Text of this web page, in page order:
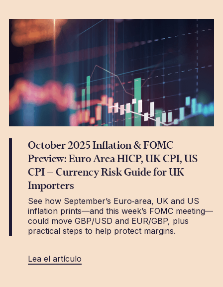
October 2025 Inflation & FOMC
Preview: Euro Area HICP, UK CPI, US
CPI — Currency Risk Guide for UK
Importers
See how September’s Euro‑area, UK and US
inflation prints—and this week’s FOMC meeting—
could move GBP/USD and EUR/GBP, plus
practical steps to help protect margins.
Lea el artículo